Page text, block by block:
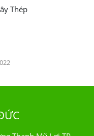
Thép